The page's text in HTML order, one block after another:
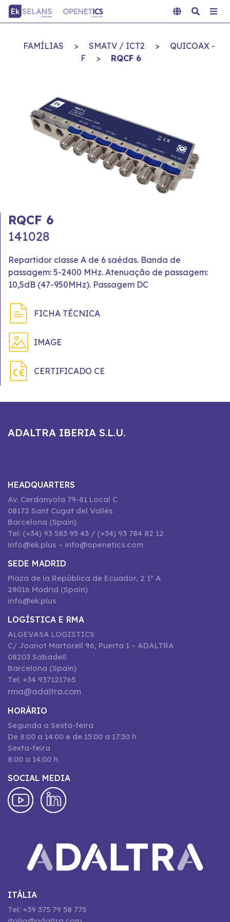
FAMÍLIAS > SMATV / ICT2 >
QUICOAX -
F
> RQCF 6
RQCF 6
141028
Repartidor classe A de 6 saédas. Banda de
passagem: 5-2400 MHz. Atenuação de passagem:
10,5dB (47-950MHz). Passagem DC
FICHA TÉCNICA
IMAGE
CERTIFICADO CE
ADALTRA IBERIA S.L.U.
HEADQUARTERS
Av. Cerdanyola 79-81 Local C
08172 Sant Cugat del Vallès
Barcelona (Spain)
Tel: (+34) 93 583 95 43 / (+34) 93 784 82 12
info@ek.plus – info@openetics.com
SEDE MADRID
Plaza de la República de Ecuador, 2 1º A
28016 Madrid (Spain)
info@ek.plus
LOGÍSTICA E RMA
ALGEVASA LOGISTICS
C/ Joanot Martorell 96, Puerta 1 – ADALTRA
08203 Sabadell
Barcelona (Spain)
Tel: +34 937121765
rma@adaltra.com
HORÁRIO
Segunda a Sexta-feira
De 8:00 a 14:00 e de 15:00 a 17:30 h
Sexta-feira
8:00 a 14:00 h
SOCIAL MEDIA
ITÁLIA
Tel: +39 375 79 58 775